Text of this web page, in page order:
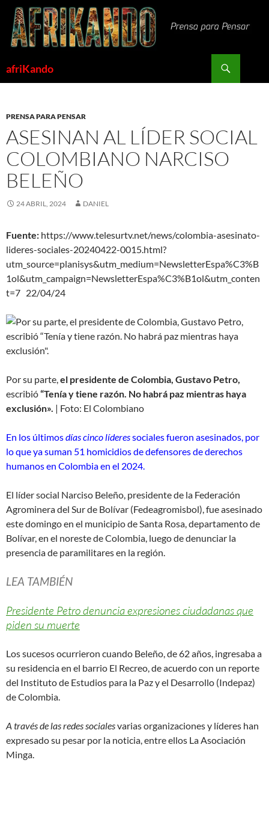
Saltar
contenido
afriKando
PRENSA PARA PENSAR
ASESINAN AL LÍDER SOCIAL
COLOMBIANO NARCISO
BELEÑO
24 ABRIL, 2024 DANIEL
Fuente: https://www.telesurtv.net/news/colombia-asesinato-
lideres-sociales-20240422-0015.html?
utm_source=planisys&utm_medium=NewsletterEspa%C3%B
1ol&utm_campaign=NewsletterEspa%C3%B1ol&utm_conten
t=7 22/04/24
Por su parte,el presidente de Colombia, Gustavo Petro,
escribió“Tenía y tiene razón. No habrá paz mientras haya
exclusión». | Foto: El Colombiano
En los últimosdías cinco líderessociales fueron asesinados, por
lo que ya suman 51 homicidios de defensores de derechos
humanos en Colombia en el 2024.
El líder social Narciso Beleño, presidente de la Federación
Agrominera del Sur de Bolívar (Fedeagromisbol), fue asesinado
este domingo en el municipio de Santa Rosa, departamento de
Bolívar, en el noreste de Colombia, luego de denunciar la
presencia de paramilitares en la región.
LEA TAMBIÉN
Presidente Petro denuncia expresiones ciudadanas que
piden su muerte
Los sucesos ocurrieron cuando Beleño, de 62 años, ingresaba a
su residencia en el barrio El Recreo, de acuerdo con un reporte
del Instituto de Estudios para la Paz y el Desarrollo (Indepaz)
de Colombia.
A través de las redes socialesvarias organizaciones y líderes han
expresado su pesar por la noticia, entre ellos La Asociación
Minga.